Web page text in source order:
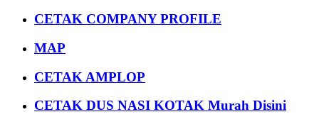
CETAK COMPANY PROFILE
MAP
CETAK AMPLOP
CETAK DUS NASI KOTAK Murah Disini